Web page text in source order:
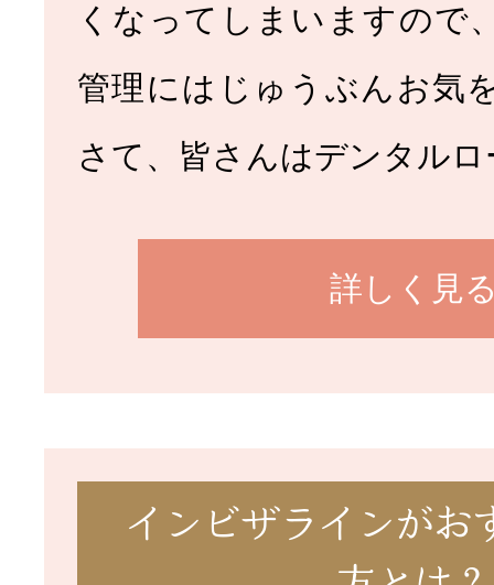
くなってしまいますので
管理にはじゅうぶんお気
さて、皆さんはデンタル
詳しく見
インビザラインがお